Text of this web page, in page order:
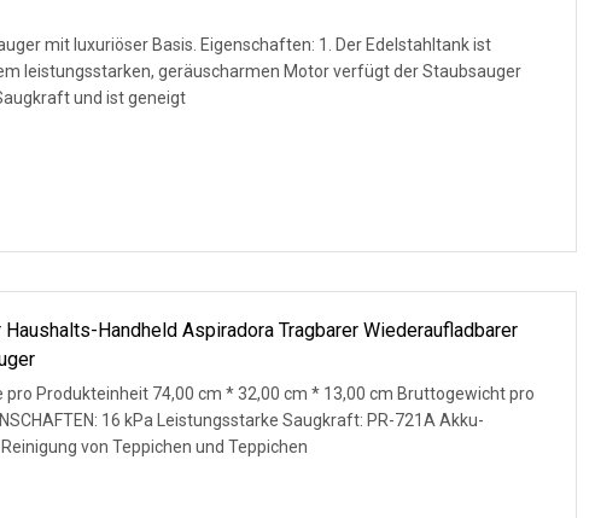
Basis. Eigenschaften: 1. Der Edelstahltank ist
leistungsstarken, geräuscharmen Motor verfügt der Staubsauger
und ist geneigt
Handheld Aspiradora Tragbarer Wiederaufladbarer
Produkteinheit 74,00 cm * 32,00 cm * 13,00 cm Bruttogewicht pro
16 kPa Leistungsstarke Saugkraft: PR-721A Akku-
von Teppichen und Teppichen